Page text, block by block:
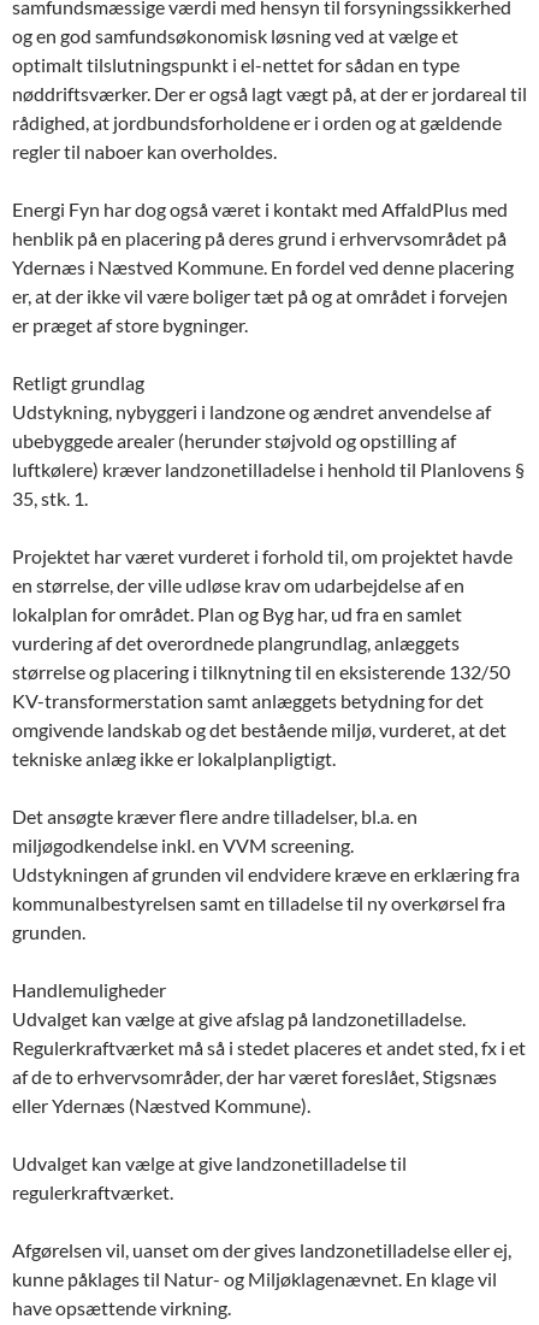
samfundsmæssige værdi med hensyn til forsyningssikkerhed
og en god samfundsøkonomisk løsning ved at vælge et
optimalt tilslutningspunkt i el-nettet for sådan en type
nøddriftsværker. Der er også lagt vægt på, at der er jordareal til
rådighed, at jordbundsforholdene er i orden og at gældende
regler til naboer kan overholdes.
Energi Fyn har dog også været i kontakt med AffaldPlus med
henblik på en placering på deres grund i erhvervsområdet på
Ydernæs i Næstved Kommune. En fordel ved denne placering
er, at der ikke vil være boliger tæt på og at området i forvejen
er præget af store bygninger.
Retligt grundlag
Udstykning, nybyggeri i landzone og ændret anvendelse af
ubebyggede arealer (herunder støjvold og opstilling af
luftkølere) kræver landzonetilladelse i henhold til Planlovens §
35, stk. 1.
Projektet har været vurderet i forhold til, om projektet havde
en størrelse, der ville udløse krav om udarbejdelse af en
lokalplan for området. Plan og Byg har, ud fra en samlet
vurdering af det overordnede plangrundlag, anlæggets
størrelse og placering i tilknytning til en eksisterende 132/50
KV-transformerstation samt anlæggets betydning for det
omgivende landskab og det bestående miljø, vurderet, at det
tekniske anlæg ikke er lokalplanpligtigt.
Det ansøgte kræver flere andre tilladelser, bl.a. en
miljøgodkendelse inkl. en VVM screening.
Udstykningen af grunden vil endvidere kræve en erklæring fra
kommunalbestyrelsen samt en tilladelse til ny overkørsel fra
grunden.
Handlemuligheder
Udvalget kan vælge at give afslag på landzonetilladelse.
Regulerkraftværket må så i stedet placeres et andet sted, fx i et
af de to erhvervsområder, der har været foreslået, Stigsnæs
eller Ydernæs (Næstved Kommune).
Udvalget kan vælge at give landzonetilladelse til
regulerkraftværket.
Afgørelsen vil, uanset om der gives landzonetilladelse eller ej,
kunne påklages til Natur- og Miljøklagenævnet. En klage vil
have opsættende virkning.